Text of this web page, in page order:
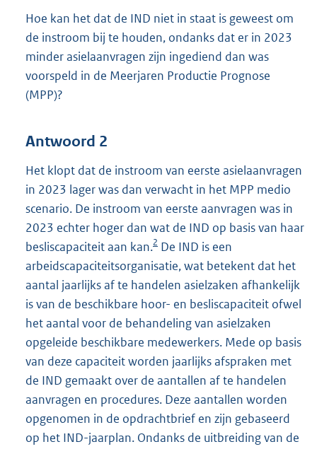
Hoe kan het dat de IND niet in staat is geweest om
de instroom bij te houden, ondanks dat er in 2023
minder asielaanvragen zijn ingediend dan was
voorspeld in de Meerjaren Productie Prognose
(MPP)?
Antwoord 2
Het klopt dat de instroom van eerste asielaanvragen
in 2023 lager was dan verwacht in het MPP medio
scenario. De instroom van eerste aanvragen was in
2023 echter hoger dan wat de IND op basis van haar
besliscapaciteit aan kan.2 De IND is een
arbeidscapaciteitsorganisatie, wat betekent dat het
aantal jaarlijks af te handelen asielzaken afhankelijk
is van de beschikbare hoor- en besliscapaciteit ofwel
het aantal voor de behandeling van asielzaken
opgeleide beschikbare medewerkers. Mede op basis
van deze capaciteit worden jaarlijks afspraken met
de IND gemaakt over de aantallen af te handelen
aanvragen en procedures. Deze aantallen worden
opgenomen in de opdrachtbrief en zijn gebaseerd
op het IND-jaarplan. Ondanks de uitbreiding van de